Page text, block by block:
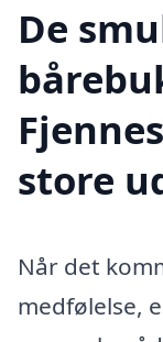
De
store
Når det
medfølelse,